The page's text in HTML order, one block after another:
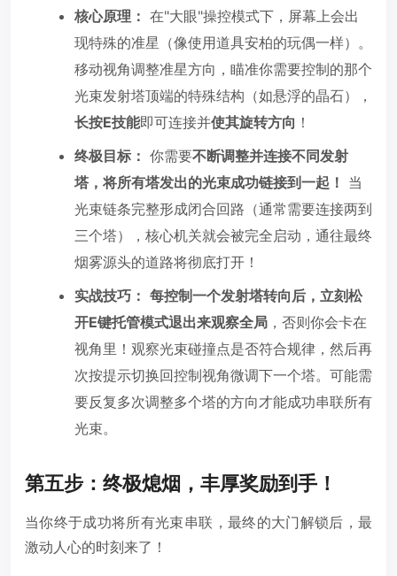
核心原理： 在"大眼"操控模式下，屏幕上会出
现特殊的准星（像使用道具安柏的玩偶一样）。
移动视角调整准星方向，瞄准你需要控制的那个
光束发射塔顶端的特殊结构（如悬浮的晶石），
长按E技能即可连接并使其旋转方向 ！
终极目标： 你需要不断调整并连接不同发射
塔，将所有塔发出的光束成功链接到一起！ 当
光束链条完整形成闭合回路（通常需要连接两到
三个塔），核心机关就会被完全启动，通往最终
烟雾源头的道路将彻底打开！
实战技巧： 每控制一个发射塔转向后，立刻松
开E键托管模式退出来观察全局 ，否则你会卡在
视角里！观察光束碰撞点是否符合规律，然后再
次按提示切换回控制视角微调下一个塔。可能需
要反复多次调整多个塔的方向才能成功串联所有
光束。
第五步：终极熄烟，丰厚奖励到手！
当你终于成功将所有光束串联，最终的大门解锁后，最
激动人心的时刻来了！